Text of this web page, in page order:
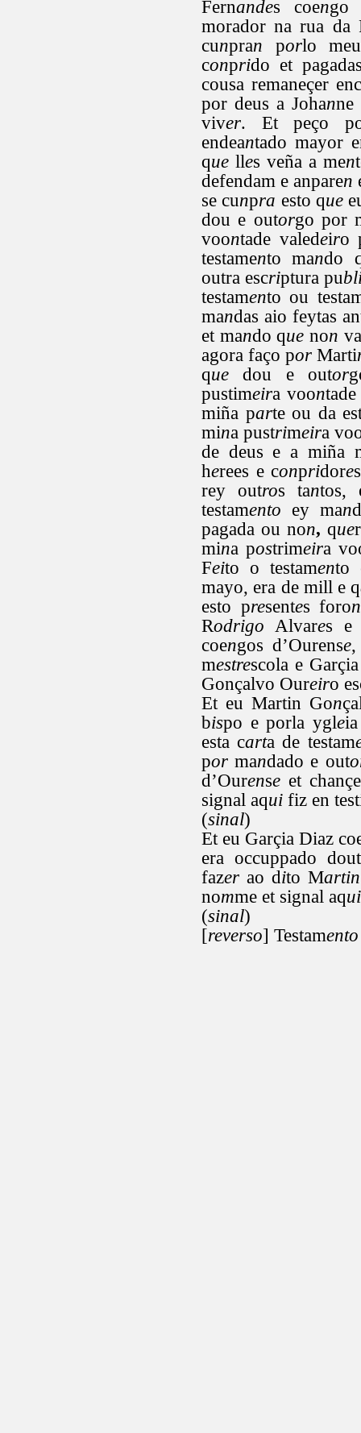
Fernandes coengo
morador na rua da
cunpran porlo
conprido et
cousa remaneçer
por deus a Johanne
viver. Et peço
endeantado mayor
que lles veña a men
defendam e anparen
se cunpra esto que
dou e outorgo por
voontade valedeiro
testamento mando
outra escriptura pu
testamento ou
mandas aio feytas
et mando que non
agora faço por Marti
que dou e outor
pustimeira voon
miña parte ou da
mina pustrimeira
de deus e a miña
herees e conpridore
rey outros tantos,
testamento ey man
pagada ou non, que
mina postrimeira
Feito o testamento
mayo, era de mill e q
esto presentes foron
Rodrigo Alvares e
coengos d’Ourense,
mestrescola e
Gonçalvo Oureiro
Et eu Martin Gon
bispo e porla ygle
esta carta de testam
por mandado e out
d’Ourense et
signal aqui fiz en
(sinal)
Et eu Garçia Diaz
era occuppado dout
fazer ao dito Martin
nomme et signal aqui
(sinal)
[reverso] Testamento